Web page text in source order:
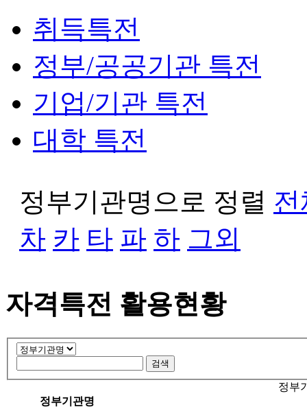
취득특전
정부/공공기관 특전
기업/기관 특전
대학 특전
정부기관명으로 정렬 전
차 카 타 파 하 그외
자격특전 활용현황
정부
정부기관명